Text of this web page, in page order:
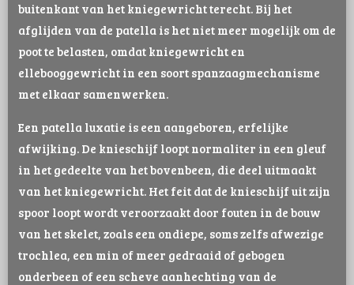
buitenkant van het kniegewricht terecht. Bij het
afglijden van de patella is het niet meer mogelijk om de
poot te belasten, omdat kniegewricht en
ellebooggewricht in een soort spanzaagmechanisme
met elkaar samenwerken.
Een patella luxatie is een aangeboren, erfelijke
afwijking. De knieschijf loopt normaliter in een gleuf
in het gedeelte van het bovenbeen, die deel uitmaakt
van het kniegewricht. Het feit dat de knieschijf uit zijn
spoor loopt wordt veroorzaakt door fouten in de bouw
van het skelet, zoals een ondiepe, soms zelfs afwezige
trochlea, een min of meer gedraaid of gebogen
onderbeen of een scheve aanhechting van de